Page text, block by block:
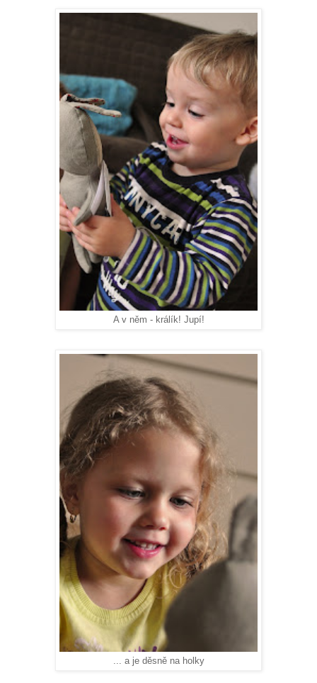
A v něm - králík! Jupí!
... a je děsně na holky